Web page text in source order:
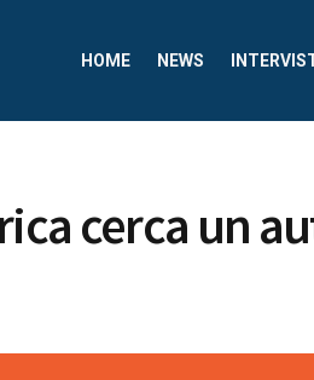
HOME NEWS
cerca un